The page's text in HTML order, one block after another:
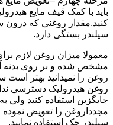
باید با کمک قیف مایع
کنید.مقدار روغنی که درون
سیلندر بستگی دارد.
معمولا میزان روغن لازم
مشخص شده و بر روی بدنه
روغن را نمیدانید بهتر است
جایگزین استفاده کنید ولی
مجدداروغن را تعویض
سیلندر جک استفاده نمایید.